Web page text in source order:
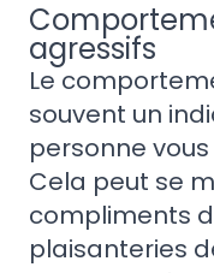
agressifs
Le
souvent un
personne
Cela peut se
compliments
plaisanteries